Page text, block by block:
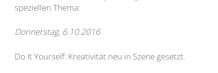
speziellen Thema:
Donnerstag, 6.10.2016
Do It Yourself: Kreativität neu in Szene gesetzt.